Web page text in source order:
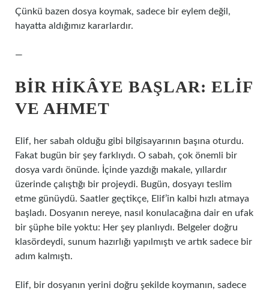
Çünkü bazen dosya koymak, sadece bir eylem değil,
hayatta aldığımız kararlardır.
—
BIR HIKÂYE BAŞLAR: ELIF
VE AHMET
Elif, her sabah olduğu gibi bilgisayarının başına oturdu.
Fakat bugün bir şey farklıydı. O sabah, çok önemli bir
dosya vardı önünde. İçinde yazdığı makale, yıllardır
üzerinde çalıştığı bir projeydi. Bugün, dosyayı teslim
etme günüydü. Saatler geçtikçe, Elif’in kalbi hızlı atmaya
başladı. Dosyanın nereye, nasıl konulacağına dair en ufak
bir şüphe bile yoktu: Her şey planlıydı. Belgeler doğru
klasördeydi, sunum hazırlığı yapılmıştı ve artık sadece bir
adım kalmıştı.
Elif, bir dosyanın yerini doğru şekilde koymanın, sadece